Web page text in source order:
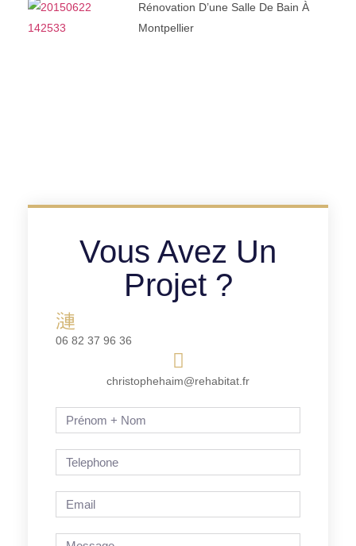
Rénovation D’une Salle De Bain À
Montpellier
Vous Avez Un
Projet ?
06 82 37 96 36
christophehaim@rehabitat.fr